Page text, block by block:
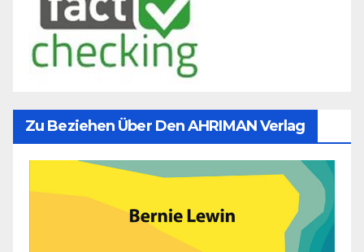
Zu Beziehen Über Den AHRIMAN Verlag